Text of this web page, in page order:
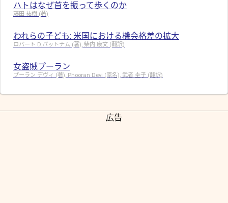
ハトはなぜ首を振って歩くのか
藤田 祐樹 (著)
われらの子ども: 米国における機会格差の拡大
ロバート D.パットナム (著), 柴内 康文 (翻訳)
女盗賊プーラン
プーラン デヴィ (著), Phooran Devi (原名), 武者 圭子 (翻訳)
広告